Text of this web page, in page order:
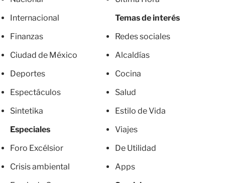
Internacional
Finanzas
Ciudad de México
Deportes
Espectáculos
Sintetika
Especiales
Foro Excélsior
Crisis ambiental
Temas de interés
Redes sociales
Alcaldías
Cocina
Salud
Estilo de Vida
Viajes
De Utilidad
Apps